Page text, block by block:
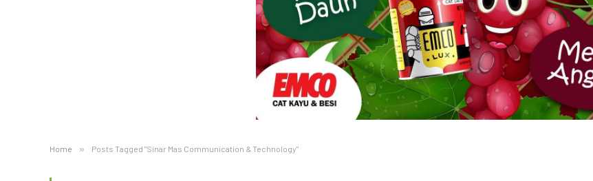
Home » Posts Tagged "Sinar Mas Communication & Technology"